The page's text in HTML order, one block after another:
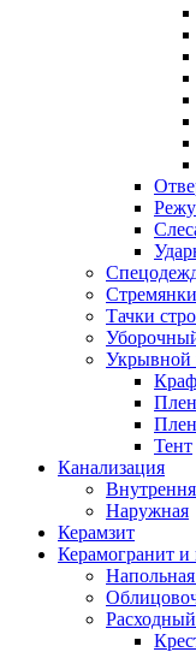
Стремянки
Тачки
Укрывной
Тент
Канализация
Наружная
Керамзит
Керамогранит и